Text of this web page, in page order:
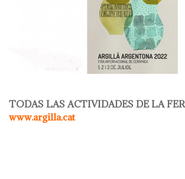
TODAS LAS ACTIVIDADES DE LA
www.argilla.cat